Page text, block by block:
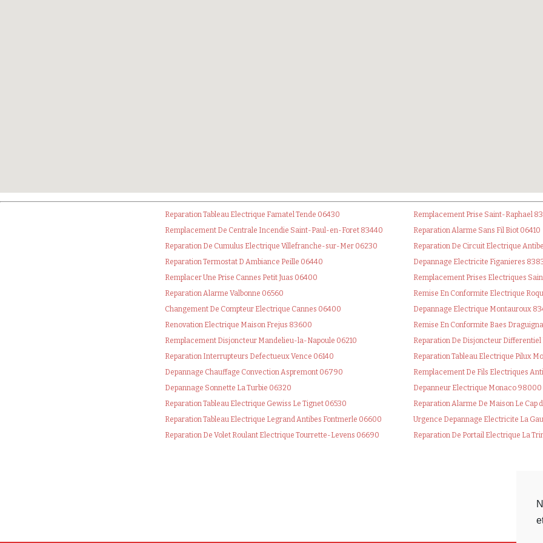
Reparation Tableau Electrique Famatel Tende 06430
Remplacement De Centrale Incendie Saint-Paul-en-Foret 83440
Reparation De Cumulus Electrique Villefranche-sur-Mer 06230
Reparation Termostat D Ambiance Peille 06440
Remplacer Une Prise Cannes Petit Juas 06400
Reparation Alarme Valbonne 06560
Changement De Compteur Electrique Cannes 06400
Renovation Electrique Maison Frejus 83600
Remplacement Disjoncteur Mandelieu-la-Napoule 06210
Reparation Interrupteurs Defectueux Vence 06140
Depannage Chauffage Convection Aspremont 06790
Depannage Sonnette La Turbie 06320
Reparation Tableau Electrique Gewiss Le Tignet 06530
Reparation Tableau Electrique Legrand Antibes Fontmerle 06600
Reparation De Volet Roulant Electrique Tourrette-Levens 06690
Remplacement Prise Saint-Raphael
Reparation Alarme Sans Fil Biot 06410
Reparation De Circuit Electrique
Depannage Electricite Figanieres
Remplacement Prises Electriques
Remise En Conformite Electrique
Depannage Electrique Montauroux
Remise En Conformite Baes
Reparation De Disjoncteur Differentiel
Reparation Tableau Electrique Pilux
Remplacement De Fils Electriques
Depanneur Electrique Monaco 98000
Reparation Alarme De Maison Le Cap
Urgence Depannage Electricite La
Reparation De Portail Electrique La